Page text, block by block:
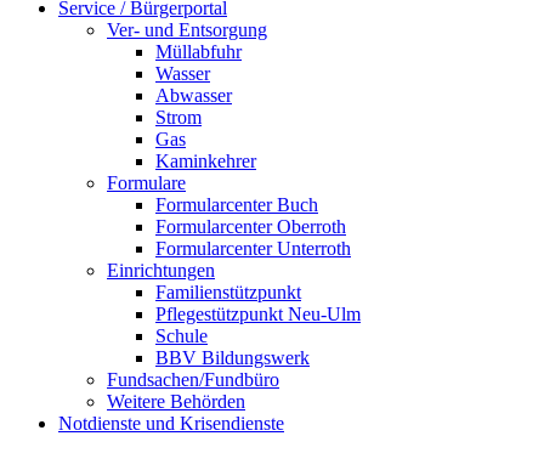
Service / Bürgerportal
Ver- und Entsorgung
Müllabfuhr
Wasser
Abwasser
Strom
Gas
Kaminkehrer
Formulare
Formularcenter Buch
Formularcenter Oberroth
Formularcenter Unterroth
Einrichtungen
Familienstützpunkt
Pflegestützpunkt Neu-Ulm
Schule
BBV Bildungswerk
Fundsachen/Fundbüro
Weitere Behörden
Notdienste und Krisendienste